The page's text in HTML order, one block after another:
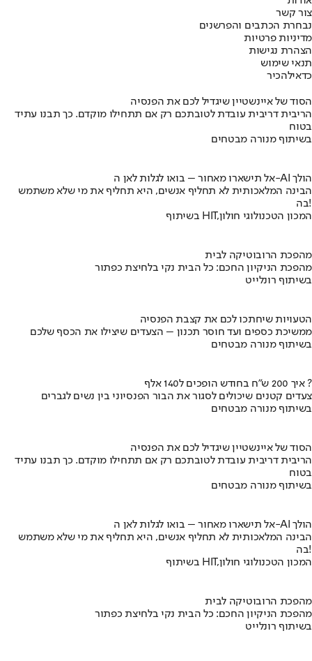
צור קשר
נבחרת הכתבים והפרשנים
מדיניות פרטיות
הצהרת נגישות
תנאי שימוש
כדאילהכיר
הסוד של איינשטיין שיגדיל לכם את הפנסיה
הריבית דריבית עובדת לטובתכם רק אם תתחילו מוקדם. כך תבנו עתיד
בטוח
בשיתוף מנורה מבטחים
אל תישארו מאחור – בואו לגלות לאן ה-AI הולך
הבינה המלאכותית לא תחליף אנשים, היא תחליף את מי שלא משתמש
בה!
בשיתוף HIT,המכון הטכנולוגי חולון
מהפכת הרובוטיקה לבית
מהפכת הניקיון החכם: כל הבית נקי בלחיצת כפתור
בשיתוף רונלייט
הטעויות שיחתכו לכם את קצבת הפנסיה
ממשיכת כספים ועד חוסר תכנון – הצעדים שיצילו את הכסף שלכם
בשיתוף מנורה מבטחים
איך 200 ש"ח בחודש הופכים ל140 אלף ?
צעדים קטנים שיכולים לסגור את הבור הפנסיוני בין נשים לגברים
בשיתוף מנורה מבטחים
הסוד של איינשטיין שיגדיל לכם את הפנסיה
הריבית דריבית עובדת לטובתכם רק אם תתחילו מוקדם. כך תבנו עתיד
בטוח
בשיתוף מנורה מבטחים
אל תישארו מאחור – בואו לגלות לאן ה-AI הולך
הבינה המלאכותית לא תחליף אנשים, היא תחליף את מי שלא משתמש
בה!
בשיתוף HIT,המכון הטכנולוגי חולון
מהפכת הרובוטיקה לבית
מהפכת הניקיון החכם: כל הבית נקי בלחיצת כפתור
בשיתוף רונלייט